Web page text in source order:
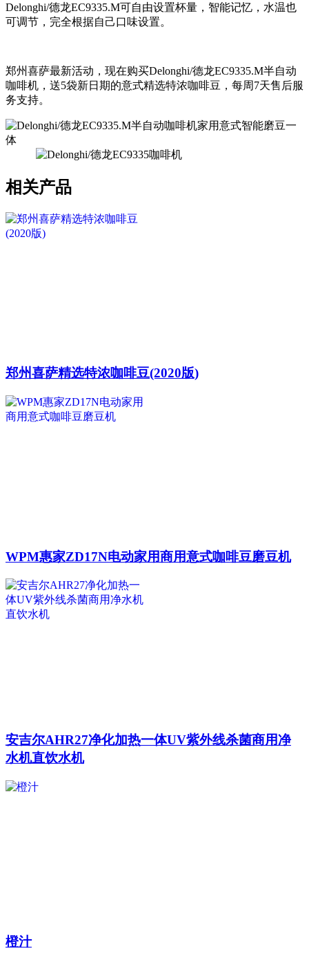
Delonghi/德龙EC9335.M可自由设置杯量，智能记忆，水温也
可调节，完全根据自己口味设置。
郑州喜萨最新活动，现在购买Delonghi/德龙EC9335.M半自动
咖啡机，送5袋新日期的意式精选特浓咖啡豆，每周7天售后服
务支持。
相关产品
郑州喜萨精选特浓咖啡豆(2020版)
WPM惠家ZD17N电动家用商用意式咖啡豆磨豆机
安吉尔AHR27净化加热一体UV紫外线杀菌商用净
水机直饮水机
橙汁